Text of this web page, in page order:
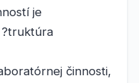
je
?truktúra
činnosti,